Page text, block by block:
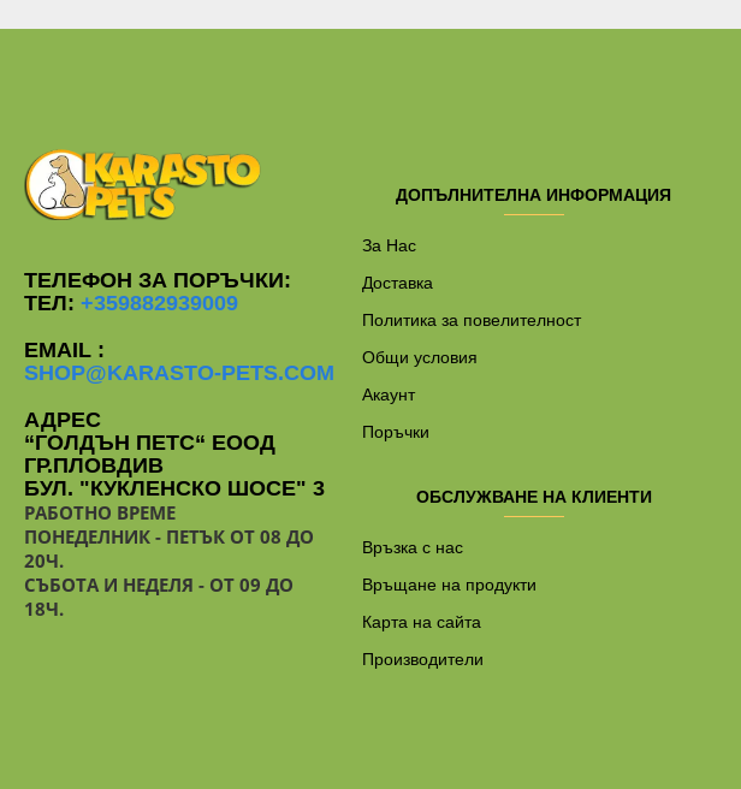
ТЕЛЕФОН ЗА ПОРЪЧКИ:
ТЕЛ: +359882939009
EMAIL :
SHOP@KARASTO-PETS.COM
АДРЕС
“ГОЛДЪН ПЕТС“ ЕООД
ГР.ПЛОВДИВ
БУЛ. "КУКЛЕНСКО ШОСЕ" 3
РАБОТНО ВРЕМЕ
ПОНЕДЕЛНИК - ПЕТЪК ОТ 08 ДО
20Ч.
СЪБОТА И НЕДЕЛЯ - ОТ 09 ДО
18Ч.
ДОПЪЛНИТЕЛНА ИНФОРМАЦИЯ
За Нас
Доставка
Политика за повелителност
Общи условия
Акаунт
Поръчки
ОБСЛУЖВАНЕ НА КЛИЕНТИ
Връзка с нас
Връщане на продукти
Карта на сайта
Производители